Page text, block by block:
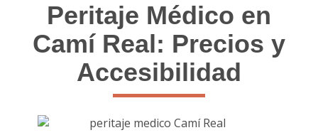
Peritaje Médico en
Camí Real: Precios y
Accesibilidad